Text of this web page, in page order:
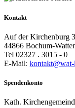
Kontakt
Auf der Kirchenburg 3
44866 Bochum-
Tel 02327 . 3015 - 0
E-Mail:
Spendenkonto
Kath.